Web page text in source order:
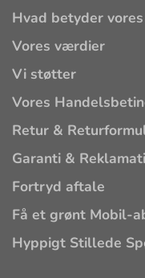
Hvad betyder
Vores værdier
Vi støtter
Vores
Retur &
Garanti &
Fortryd aftale
Få et grønt Mobil-
Hyppigt Stillede